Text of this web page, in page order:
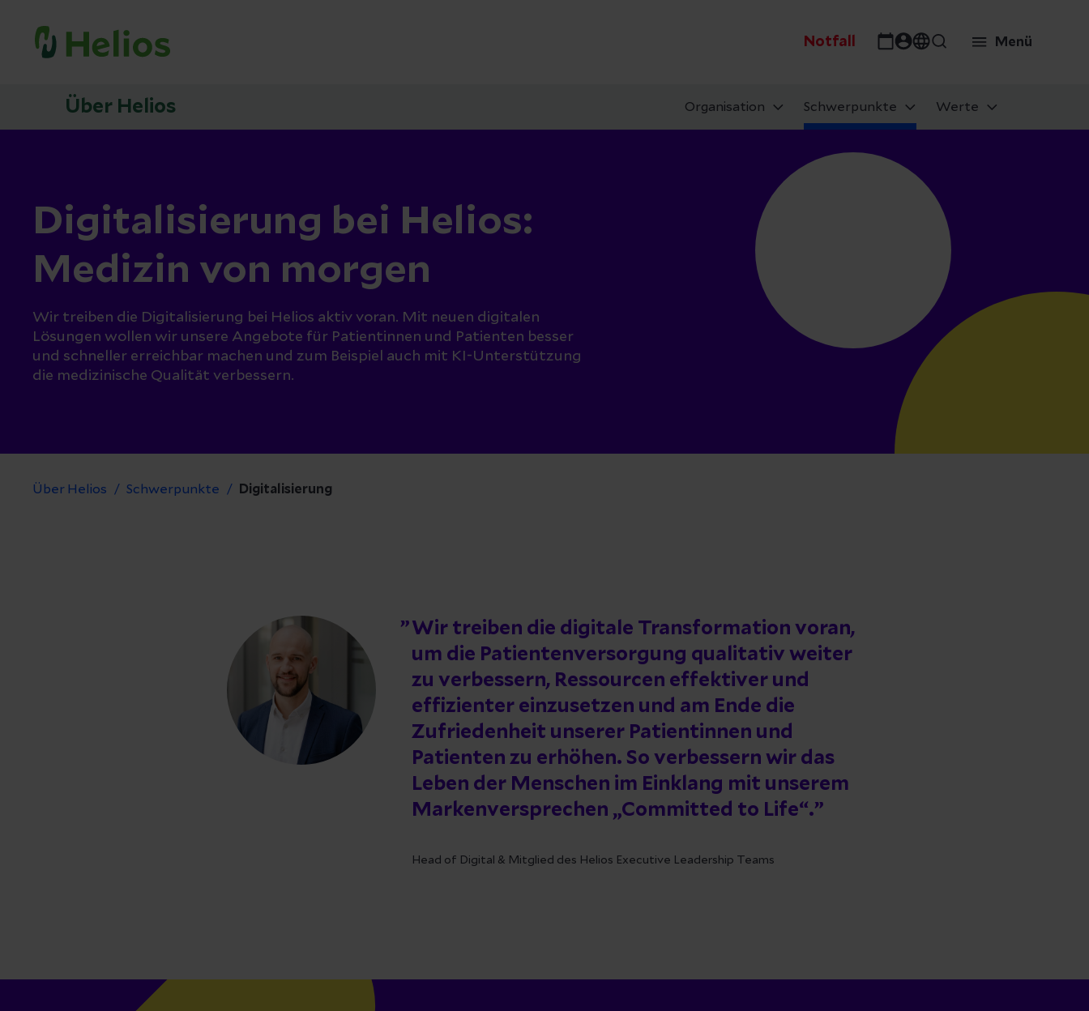
Notfall Menü
Über Helios Organisation Schwerpunkte Werte
Digitalisierung bei Helios:
Medizin von morgen
Wir treiben die Digitalisierung bei Helios aktiv voran. Mit neuen digitalen
Lösungen wollen wir unsere Angebote für Patientinnen und Patienten besser
und schneller erreichbar machen und zum Beispiel auch mit KI-Unterstützung
die medizinische Qualität verbessern.
Über Helios Schwerpunkte Digitalisierung
Head of Digital & Mitglied des Helios Executive Leadership Teams
Wir treiben die digitale Transformation voran,
um die Patientenversorgung qualitativ weiter
zu verbessern, Ressourcen effektiver und
effizienter einzusetzen und am Ende die
Zufriedenheit unserer Patientinnen und
Patienten zu erhöhen. So verbessern wir das
Leben der Menschen im Einklang mit unserem
Markenversprechen „Committed to Life“.